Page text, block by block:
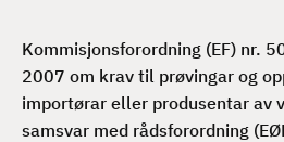
Kommisjonsforordning (EF) nr.
2007 om krav til prøvingar og
importørar eller produsentar av
samsvar med rådsforordning